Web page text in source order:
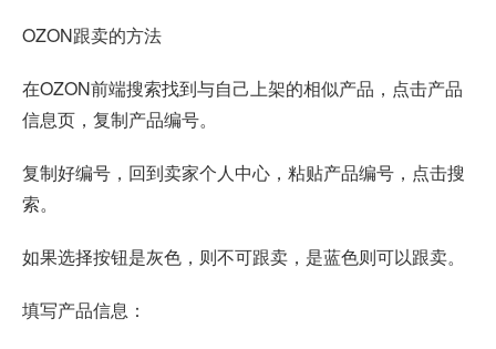
OZON跟卖的方法
在OZON前端搜索找到与自己上架的相似产品，点击产品
信息页，复制产品编号。
复制好编号，回到卖家个人中心，粘贴产品编号，点击搜
索。
如果选择按钮是灰色，则不可跟卖，是蓝色则可以跟卖。
填写产品信息：